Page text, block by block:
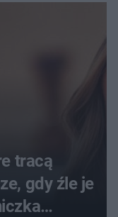
tracą
gdy źle je